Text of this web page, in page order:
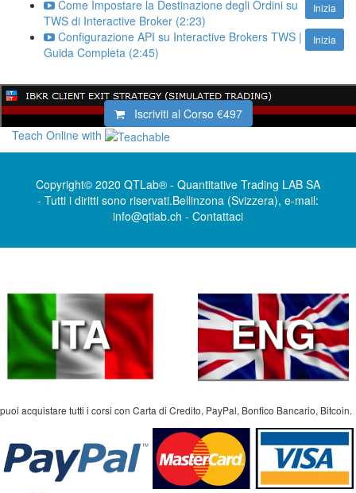
Inizia
Come Impostare la Destinazione degli Ordini su
TWS di Interactive Broker (2:23)
Inizia
Configurazione API su Interactive Brokers TWS |
Guida Completa (2:45)
Iscriviti al Corso €497
Teach Online with
Copyright© 2020 QTLab® - Quantitative Trading LAB SA
- Tutti i diritti sono riservati.Bellinzona (Svizzera), e-mail:
info@qtlab.ch - Contattaci
puoi acquistare tutti i corsi con Carta di Credito, PayPal, Bonfico Bancario, Bitcoin.